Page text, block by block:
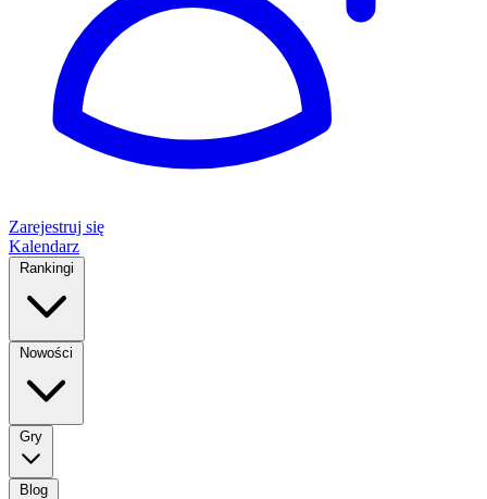
Zarejestruj się
Kalendarz
Rankingi
Nowości
Gry
Blog